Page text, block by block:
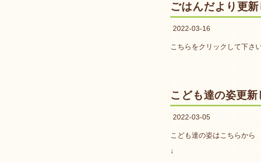
ごはんだより更
2022-03-16
こちらをクリックして下
こども達の姿更新
2022-03-05
こども達の姿はこちらから
↓